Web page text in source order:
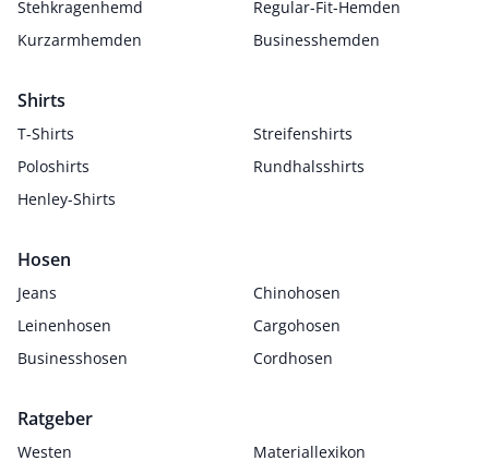
Stehkragenhemd
Regular-Fit-Hemden
Kurzarmhemden
Businesshemden
Shirts
T-Shirts
Streifenshirts
Poloshirts
Rundhalsshirts
Henley-Shirts
Hosen
Jeans
Chinohosen
Leinenhosen
Cargohosen
Businesshosen
Cordhosen
Ratgeber
Westen
Materiallexikon